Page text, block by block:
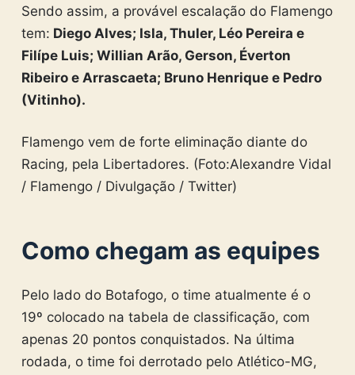
Sendo assim, a provável escalação do Flamengo
tem: Diego Alves; Isla, Thuler, Léo Pereira e
Filípe Luis; Willian Arão, Gerson, Éverton
Ribeiro e Arrascaeta; Bruno Henrique e Pedro
(Vitinho).
Flamengo vem de forte eliminação diante do
Racing, pela Libertadores. (Foto:Alexandre Vidal
/ Flamengo / Divulgação / Twitter)
Como chegam as equipes
Pelo lado do Botafogo, o time atualmente é o
19º colocado na tabela de classificação, com
apenas 20 pontos conquistados. Na última
rodada, o time foi derrotado pelo Atlético-MG,